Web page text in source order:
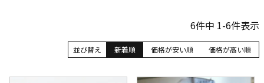
並び替え 価格が安い順 価格が高い順
新着順
6件中 1-6件表示